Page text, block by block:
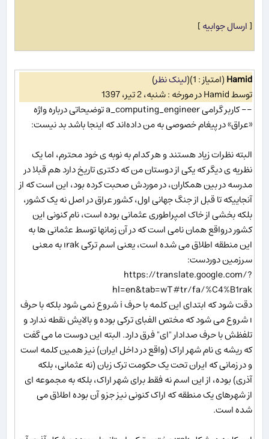
[ارسال جوابیه]
Hamid(امتیاز : 1) (لینک نظر)
توسط Hamid در مورخه : شنبه، 2 تیر، 1397
-- کاربر گرامی a_computing_engineer توضیحاتی درباره واژه
«عراق» در پیغام خصوصی به من داده‌اند که اینجا باشد بد نیست:
البته نظرات زیاد هستند و هر کدام به نوبه ی خود محترم، اما یک
نظریه ی دیگر که یکی از دوستان من که دکتری تاریخ دارد هم قبلا در
مدرسه در بین همکاران، در موردش صحبت کرده بود، این است که از
آنجاییکه تا قبل از جنگ جهانی اول، کشور عراق در اصل نه یک کشور،
بلکه بخشی از خاک امپراطوری عثمانی بوده است، نام کنونی این
کشور درواقع همان نامی است که در آن زمانها توسط عثمانی ها به
این منطقه اطلاق می شده است، یعنی اسم ترکی ırak به معنی
سرزمین دوردست:
https://translate.google.com/?
hl=en&tab=wT#tr/fa/%C4%B1rak
دقت شود که ابتدای این کلمه با حرف i شروع نمی شود بلکه با حرف
ı شروع می شود که مختص الفبای ترکی بوده و بالایش نقطه ندارد و
تلفظش با حرف صدادار "ای" فرق دارد. البته این دوست ما می گفت
که ریشه ی نام شهر اراک (واقع در داخل ایران) نیز همین کلمه است
و در زمانی که ایران تحت یک حکومت ترک زبان (نه عثمانی، بلکه
آذری) بوده، از این اسم نه فقط برای شهر اراک، بلکه به مجموعه ای
از شهرهای یک منطقه که اراک کنونی نیز جزو آن بوده اطلاق می
شده است.